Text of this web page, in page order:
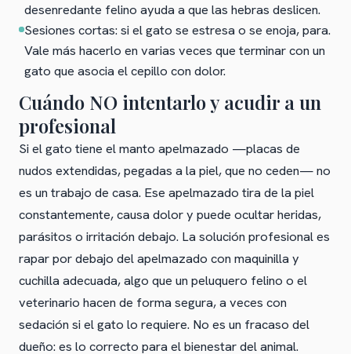
desenredante felino ayuda a que las hebras deslicen.
Sesiones cortas: si el gato se estresa o se enoja, para.
Vale más hacerlo en varias veces que terminar con un
gato que asocia el cepillo con dolor.
Cuándo NO intentarlo y acudir a un
profesional
Si el gato tiene el manto apelmazado —placas de
nudos extendidas, pegadas a la piel, que no ceden— no
es un trabajo de casa. Ese apelmazado tira de la piel
constantemente, causa dolor y puede ocultar heridas,
parásitos o irritación debajo. La solución profesional es
rapar por debajo del apelmazado con maquinilla y
cuchilla adecuada, algo que un peluquero felino o el
veterinario hacen de forma segura, a veces con
sedación si el gato lo requiere. No es un fracaso del
dueño: es lo correcto para el bienestar del animal.